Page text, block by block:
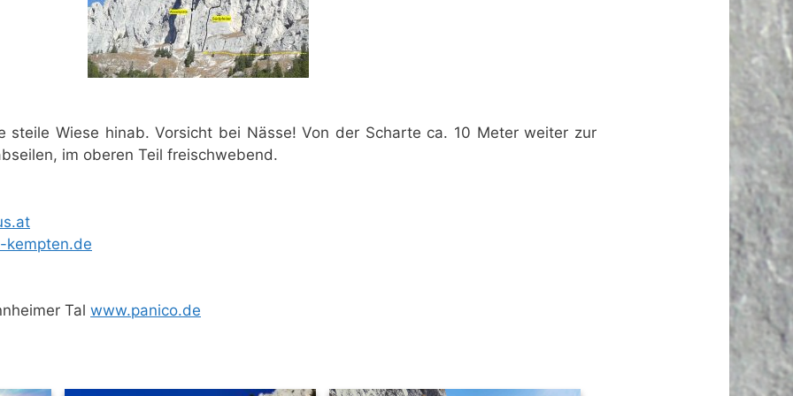
steile Wiese hinab. Vorsicht bei Nässe! Von der Scharte ca. 10 Meter weiter zur
im oberen Teil freischwebend.
kempten.de
Tal www.panico.de